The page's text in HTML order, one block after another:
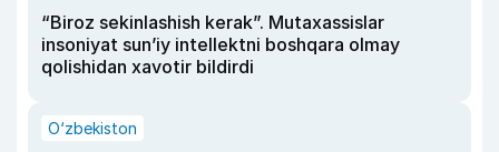
“Biroz sekinlashish kerak”. Mutaxassislar
insoniyat sun’iy intellektni boshqara olmay
qolishidan xavotir bildirdi
O‘zbekiston